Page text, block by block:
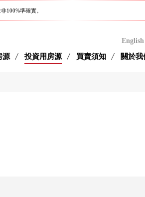
100%準確實。
English
源 投資用房源 買賣須知 關於我